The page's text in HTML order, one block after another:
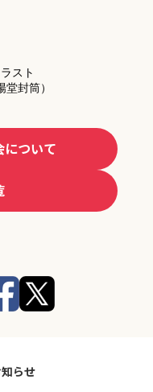
スト
堂封筒）
について
らせ